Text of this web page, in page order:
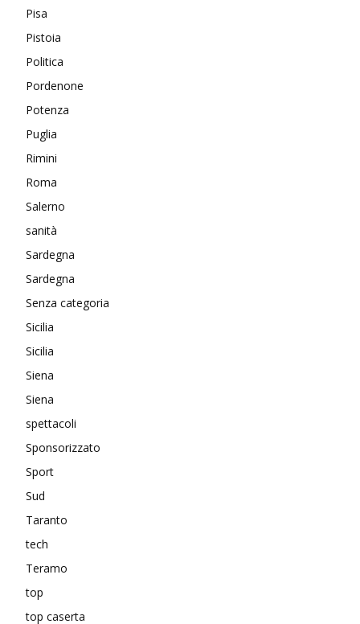
Pisa
Pistoia
Politica
Pordenone
Potenza
Puglia
Rimini
Roma
Salerno
sanità
Sardegna
Sardegna
Senza categoria
Sicilia
Sicilia
Siena
Siena
spettacoli
Sponsorizzato
Sport
Sud
Taranto
tech
Teramo
top
top caserta